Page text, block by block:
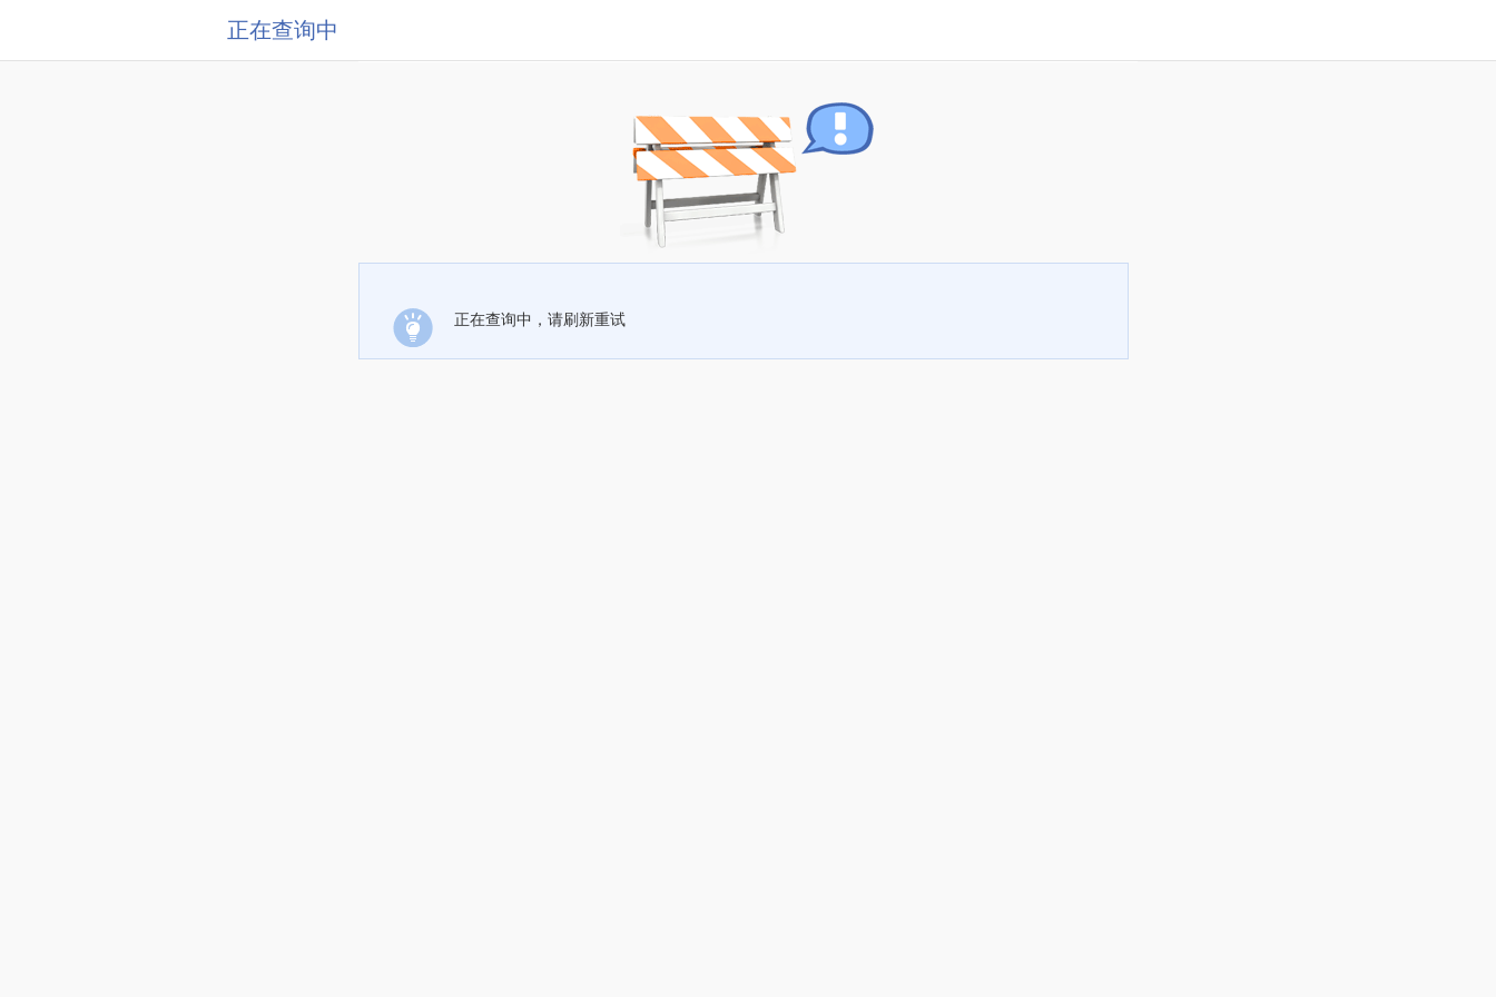
正在查询中
正在查询中，请刷新重试